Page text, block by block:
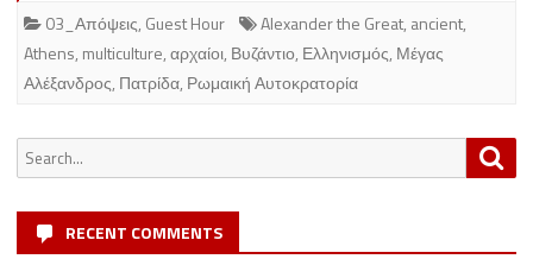
03_Απόψεις, Guest Hour Alexander the Great, ancient,
Athens, multiculture,αρχαίοι, Βυζάντιο, Ελληνισμός, Μέγας
Αλέξανδρος, Πατρίδα, Ρωμαική Αυτοκρατορία
Search
for:
RECENT COMMENTS